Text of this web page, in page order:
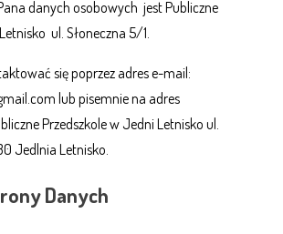
danych osobowych jest Publiczne
ul. Słoneczna 5/1.
się poprzez adres e-mail:
lub pisemnie na adres
Przedszkole w Jedni Letnisko ul.
Jedlnia Letnisko.
Danych